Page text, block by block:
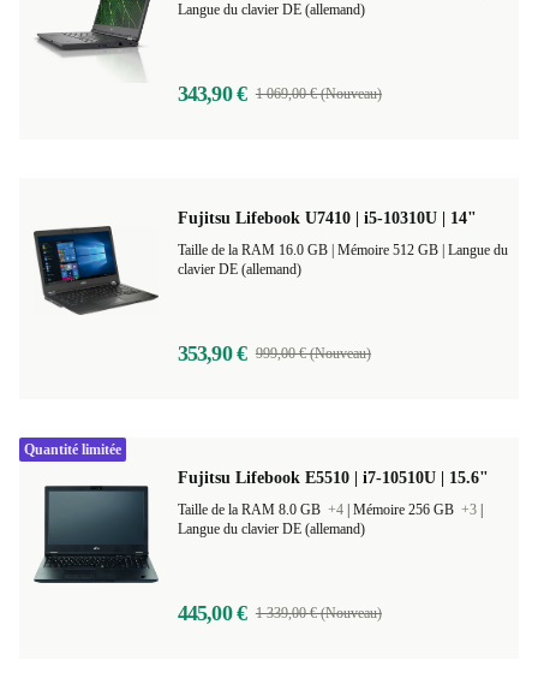
Langue du clavier DE (allemand)
343,90 € 1 069,00 € (Nouveau)
Fujitsu Lifebook U7410 | i5-10310U | 14"
Langue du
clavier DE (allemand)
353,90 € 999,00 € (Nouveau)
Fujitsu Lifebook E5510 | i7-10510U | 15.6"
Taille de la RAM 8.0 GB +4 Mémoire 256 GB +3
Langue du clavier DE (allemand)
445,00 € 1 339,00 € (Nouveau)
Quantité limitée